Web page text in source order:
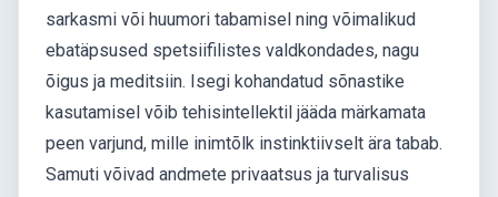
sarkasmi või huumori tabamisel ning võimalikud
ebatäpsused spetsiifilistes valdkondades, nagu
õigus ja meditsiin. Isegi kohandatud sõnastike
kasutamisel võib tehisintellektil jääda märkamata
peen varjund, mille inimtõlk instinktiivselt ära tabab.
Samuti võivad andmete privaatsus ja turvalisus